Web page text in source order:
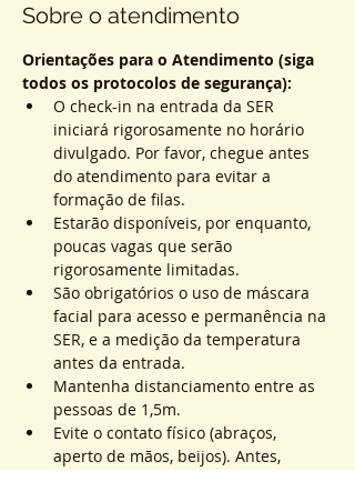
Sobre o atendimento
Orientações para o Atendimento (siga
todos os protocolos de segurança):
O check-in na entrada da SER
iniciará rigorosamente no horário
divulgado. Por favor, chegue antes
do atendimento para evitar a
formação de filas.
Estarão disponíveis, por enquanto,
poucas vagas que serão
rigorosamente limitadas.
São obrigatórios o uso de máscara
facial para acesso e permanência na
SER, e a medição da temperatura
antes da entrada.
Mantenha distanciamento entre as
pessoas de 1,5m.
Evite o contato físico (abraços,
aperto de mãos, beijos). Antes,